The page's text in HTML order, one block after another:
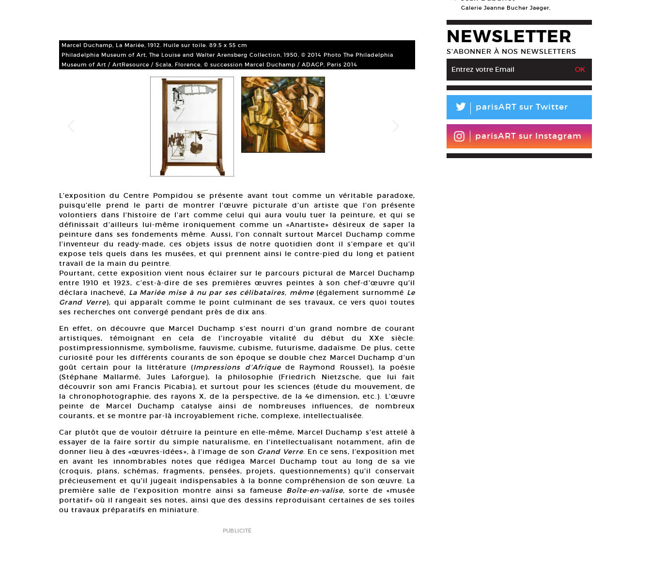
Marcel Duchamp, La Mariée, 1912. Huile sur toile. 89.5 x 55 cm
Philadelphia Museum of Art, The Louise and Walter Arensberg Collection, 1950, © 2014 Photo The Philadelphia
Museum of Art / ArtResource / Scala, Florence, © succession Marcel Duchamp / ADAGP, Paris 2014
Marcel Duchamp, Le Grand Verre (La Mariée mise à nu par ses célibataires,
Huile sur feuille de plomb, fil de plomb, poussière et vernis sur plaques de
d’aluminium, bois, acier
Courtesy Moderna Museet, Stockholm, © succession Marcel Duchamp /
L’exposition du Centre Pompidou se présente avant tout comme un véritable paradoxe,
puisqu’elle prend le parti de montrer l’œuvre picturale d’un artiste que l’on présente
volontiers dans l’histoire de l’art comme celui qui aura voulu tuer la peinture, et qui se
définissait d’ailleurs lui-même ironiquement comme un «Anartiste» désireux de saper la
peinture dans ses fondements même. Aussi, l’on connaît surtout Marcel Duchamp comme
l’inventeur du ready-made, ces objets issus de notre quotidien dont il s’empare et qu’il
expose tels quels dans les musées, et qui prennent ainsi le contre-pied du long et patient
travail de la main du peintre.
Pourtant, cette exposition vient nous éclairer sur le parcours pictural de Marcel Duchamp
entre 1910 et 1923, c’est-à-dire de ses premières œuvres peintes à son chef-d’œuvre qu’il
déclara inachevé, La Mariée mise à nu par ses célibataires, même(également surnommé Le
Grand Verre), qui apparaît comme le point culminant de ses travaux, ce vers quoi toutes
ses recherches ont convergé pendant près de dix ans.
En effet, on découvre que Marcel Duchamp s’est nourri d’un grand nombre de courant
artistiques, témoignant en cela de l’incroyable vitalité du début du XXe siècle:
postimpressionnisme, symbolisme, fauvisme, cubisme, futurisme, dadaïsme. De plus, cette
curiosité pour les différents courants de son époque se double chez Marcel Duchamp d’un
goût certain pour la littérature (Impressions d’Afriquede Raymond Roussel), la poésie
(Stéphane Mallarmé, Jules Laforgue), la philosophie (Friedrich Nietzsche, que lui fait
découvrir son ami Francis Picabia), et surtout pour les sciences (étude du mouvement, de
la chronophotographie, des rayons X, de la perspective, de la 4e dimension, etc.). L’œuvre
peinte de Marcel Duchamp catalyse ainsi de nombreuses influences, de nombreux
courants, et se montre par-là incroyablement riche, complexe, intellectualisée.
Car plutôt que de vouloir détruire la peinture en elle-même, Marcel Duchamp s’est attelé à
essayer de la faire sortir du simple naturalisme, en l’intellectualisant notamment, afin de
donner lieu à des «œuvres-idées», à l’image de son Grand Verre. En ce sens, l’exposition met
en avant les innombrables notes que rédigea Marcel Duchamp tout au long de sa vie
(croquis, plans, schémas, fragments, pensées, projets, questionnements) qu’il conservait
précieusement et qu’il jugeait indispensables à la bonne compréhension de son œuvre. La
première salle de l’exposition montre ainsi sa fameuse Boîte-en-valise, sorte de «musée
portatif» où il rangeait ses notes, ainsi que des dessins reproduisant certaines de ses toiles
ou travaux préparatifs en miniature.
PUBLICITÉ
Galerie Jeanne Bucher Jaeger,
NEWSLETTER
S’ABONNER À NOS NEWSLETTERS
L parisART sur Twitter
parisART sur Instagram